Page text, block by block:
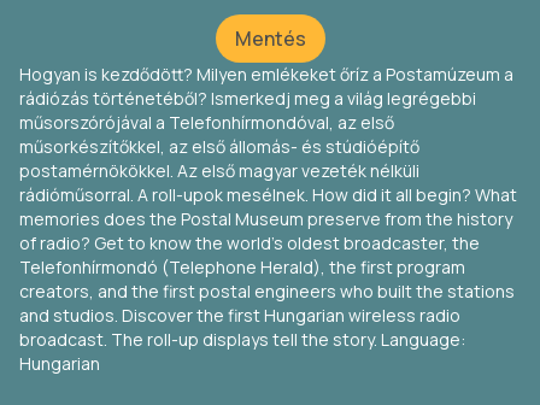
Mentés
Hogyan is kezdődött? Milyen emlékeket őríz a Postamúzeum a
rádiózás történetéből? Ismerkedj meg a világ legrégebbi
műsorszórójával a Telefonhírmondóval, az első
műsorkészítőkkel, az első állomás- és stúdióépítő
postamérnökökkel. Az első magyar vezeték nélküli
rádióműsorral. A roll-upok mesélnek. How did it all begin? What
memories does the Postal Museum preserve from the history
of radio? Get to know the world's oldest broadcaster, the
Telefonhírmondó (Telephone Herald), the first program
creators, and the first postal engineers who built the stations
and studios. Discover the first Hungarian wireless radio
broadcast. The roll-up displays tell the story. Language:
Hungarian